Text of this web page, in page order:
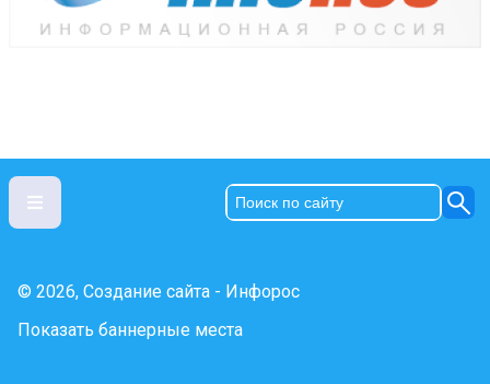
© 2026, Создание сайта - Инфорос
Показать баннерные места